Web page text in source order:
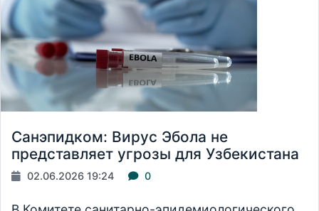
Санэпидком: Вирус Эбола не
представляет угрозы для Узбекистана
02.06.2026 19:24 0